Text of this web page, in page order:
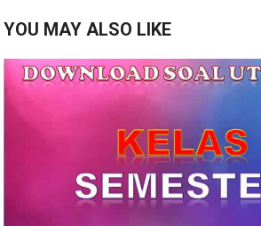
YOU MAY ALSO LIKE